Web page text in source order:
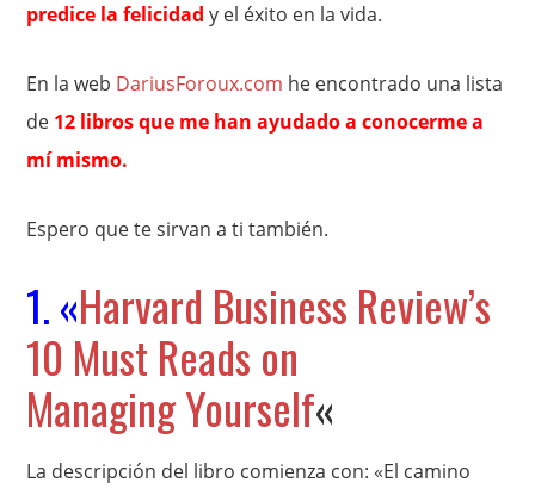
predice la felicidad y el éxito en la vida.
En la web DariusForoux.com he encontrado una lista
de 12 libros que me han ayudado a conocerme a
mí mismo.
Espero que te sirvan a ti también.
1. «Harvard Business Review’s
10 Must Reads on
Managing Yourself«
La descripción del libro comienza con: «El camino